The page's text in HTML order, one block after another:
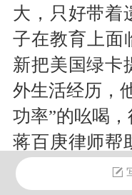
大，只好带着
子在教育上面
新把美国绿卡
外生活经历，
功率”的吆喝
蒋百庚律师帮
W
年